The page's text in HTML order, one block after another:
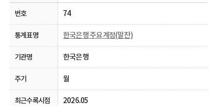
74
한국은행 주요계정(말잔)
한국은행
월
2026.05